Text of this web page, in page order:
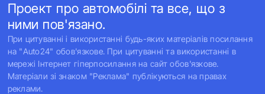
Проект про автомобілі та все, що з
ними пов'язано.
При цитуванні і використанні будь-яких матеріалів посилання
на "Auto24" обов'язкове. При цитуванні та використанні в
мережі Інтернет гіперпосилання на сайт обов'язкове.
Матеріали зі знаком "Реклама" публікуються на правах
реклами.